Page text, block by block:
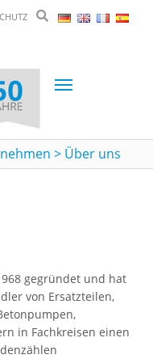
Toggle
> Über uns
gegründet und hat
von Ersatzteilen,
in Fachkreisen einen